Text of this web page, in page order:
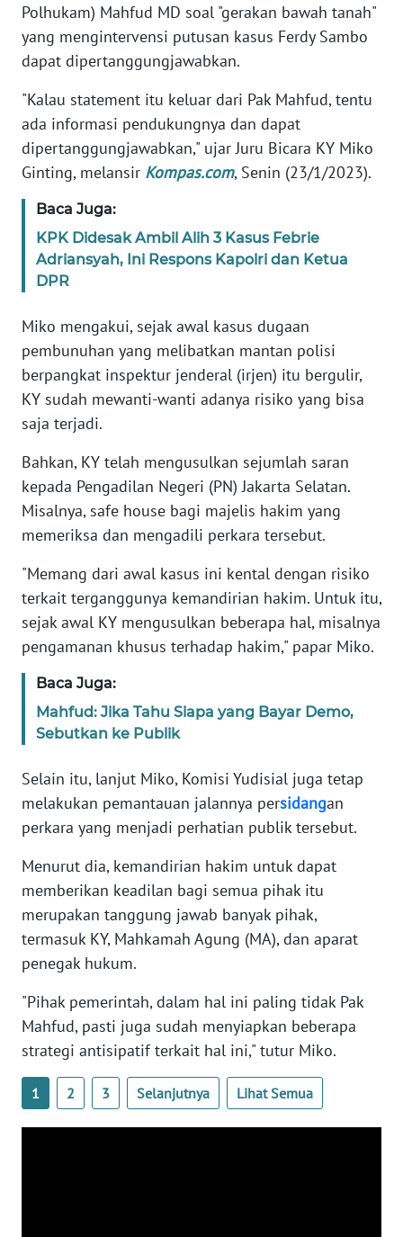
Polhukam) Mahfud MD soal "gerakan bawah tanah"
yang mengintervensi putusan kasus Ferdy Sambo
dapat dipertanggungjawabkan.
"Kalau statement itu keluar dari Pak Mahfud, tentu
ada informasi pendukungnya dan dapat
dipertanggungjawabkan," ujar Juru Bicara KY Miko
Ginting, melansir Kompas.com, Senin (23/1/2023).
Baca Juga:
KPK Didesak Ambil Alih 3 Kasus Febrie
Adriansyah, Ini Respons Kapolri dan Ketua
DPR
Miko mengakui, sejak awal kasus dugaan
pembunuhan yang melibatkan mantan polisi
berpangkat inspektur jenderal (irjen) itu bergulir,
KY sudah mewanti-wanti adanya risiko yang bisa
saja terjadi.
Bahkan, KY telah mengusulkan sejumlah saran
kepada Pengadilan Negeri (PN) Jakarta Selatan.
Misalnya, safe house bagi majelis hakim yang
memeriksa dan mengadili perkara tersebut.
"Memang dari awal kasus ini kental dengan risiko
terkait terganggunya kemandirian hakim. Untuk itu,
sejak awal KY mengusulkan beberapa hal, misalnya
pengamanan khusus terhadap hakim," papar Miko.
Baca Juga:
Mahfud: Jika Tahu Siapa yang Bayar Demo,
Sebutkan ke Publik
Selain itu, lanjut Miko, Komisi Yudisial juga tetap
melakukan pemantauan jalannya persidangan
perkara yang menjadi perhatian publik tersebut.
Menurut dia, kemandirian hakim untuk dapat
memberikan keadilan bagi semua pihak itu
merupakan tanggung jawab banyak pihak,
termasuk KY, Mahkamah Agung (MA), dan aparat
penegak hukum.
"Pihak pemerintah, dalam hal ini paling tidak Pak
Mahfud, pasti juga sudah menyiapkan beberapa
strategi antisipatif terkait hal ini," tutur Miko.
1 2 3 Selanjutnya Lihat Semua
Informasi
INDEKS
BERITA
KONTAK
KAMI
INFO
TENTANG
MEDIA
SIBER
REDAKSI
KARIR
DISCLAIMER
Wahana
News
Regional
WN
WN
JAKARTA
WN
JABAR
BANTEN
WN
NTT
KEPRI
WN
WN